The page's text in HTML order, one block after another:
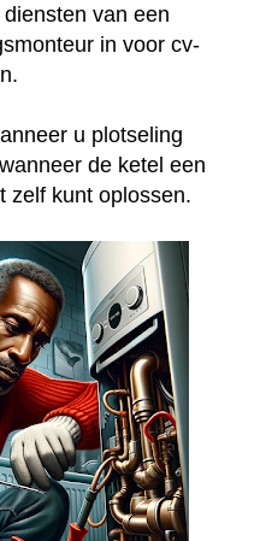
van een
in voor cv-
u plotseling
de ketel een
zelf kunt oplossen.